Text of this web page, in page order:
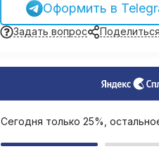
Оформить в
Задать вопрос Поделиться
Сегодня только 25%,